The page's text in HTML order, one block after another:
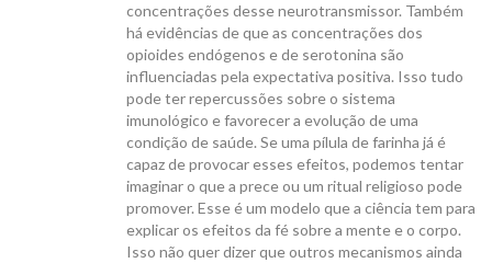
concentrações desse neurotransmissor. Também
há evidências de que as concentrações dos
opioides endógenos e de serotonina são
influenciadas pela expectativa positiva. Isso tudo
pode ter repercussões sobre o sistema
imunológico e favorecer a evolução de uma
condição de saúde. Se uma pílula de farinha já é
capaz de provocar esses efeitos, podemos tentar
imaginar o que a prece ou um ritual religioso pode
promover. Esse é um modelo que a ciência tem para
explicar os efeitos da fé sobre a mente e o corpo.
Isso não quer dizer que outros mecanismos ainda